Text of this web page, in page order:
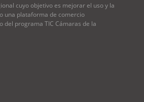
cuyo objetivo es mejorar el uso y la
una plataforma de comercio
del programa TIC Cámaras de la